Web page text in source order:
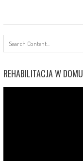
REHABILITACJA W DOMU